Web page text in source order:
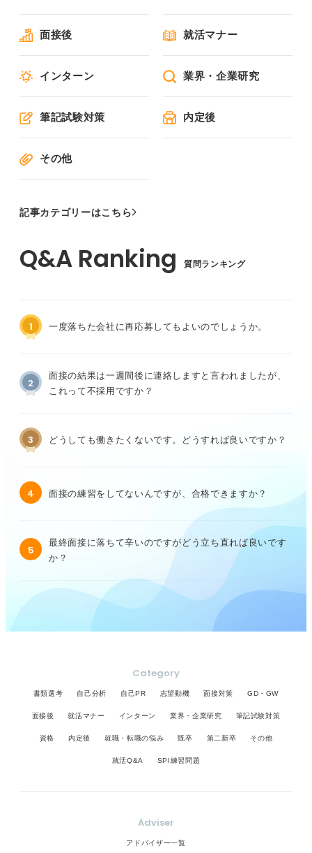
面接後 就活マナー
インターン 業界・企業研究
筆記試験対策 内定後
その他
記事カテゴリーはこちら
質問ランキング
1 一度落ちた会社に再応募してもよいのでしょうか。
2
面接の結果は一週間後に連絡しますと言われましたが、
これって不採用ですか？
3 どうしても働きたくないです。どうすれば良いですか？
4 面接の練習をしてないんですが、合格できますか？
5
最終面接に落ちて辛いのですがどう立ち直れば良いです
か？
Category
書類選考 自己分析 自己PR 志望動機 面接対策 GD・GW
面接後 就活マナー インターン 業界・企業研究 筆記試験対策
資格 内定後 就職・転職の悩み 既卒 第二新卒 その他
就活Q&A SPI練習問題
Adviser
アドバイザー一覧